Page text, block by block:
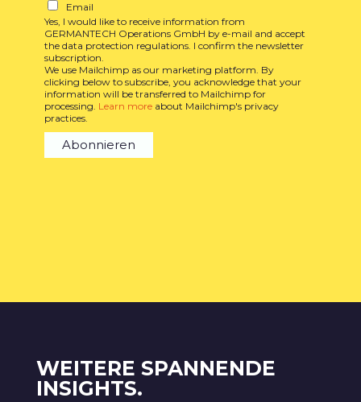
Email
Yes, I would like to receive information from
GERMANTECH Operations GmbH by e-mail and accept
the data protection regulations. I confirm the newsletter
subscription.
We use Mailchimp as our marketing platform. By
clicking below to subscribe, you acknowledge that your
information will be transferred to Mailchimp for
processing. Learn more about Mailchimp's privacy
practices.
WEITERE SPANNENDE
INSIGHTS.